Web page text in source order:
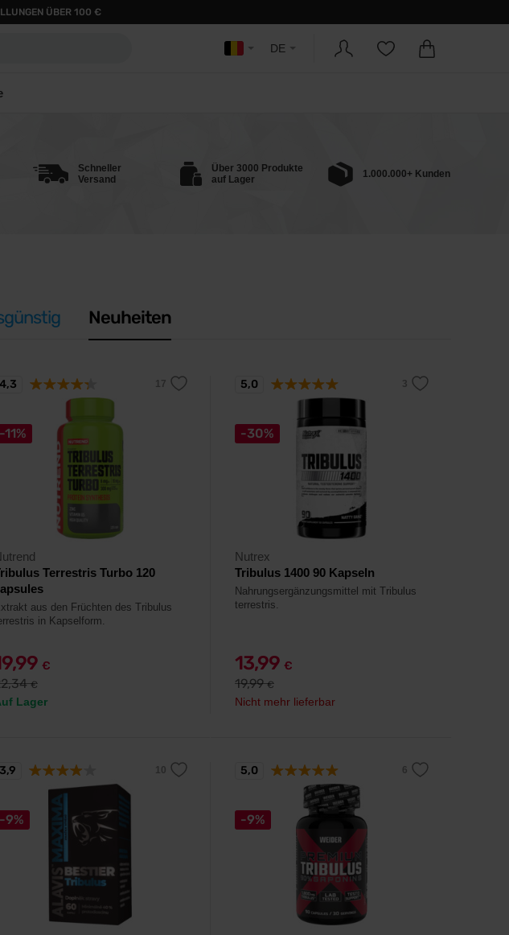
ÜBER 100 €
DE
Schneller
Versand
Über 3000 Produkte
auf Lager
1.000.000+ Kunden
Neuheiten
-11%
Terrestris Turbo 120
aus den Früchten des Tribulus
in Kapselform.
€
€
Lager
4,3
-30%
Nutrex
Tribulus 1400 90 Kapseln
Nahrungsergänzungsmittel mit Tribulus
terrestris.
13,99 €
19,99€
Nicht mehr lieferbar
5,0
-9%
3,9
-9%
5,0